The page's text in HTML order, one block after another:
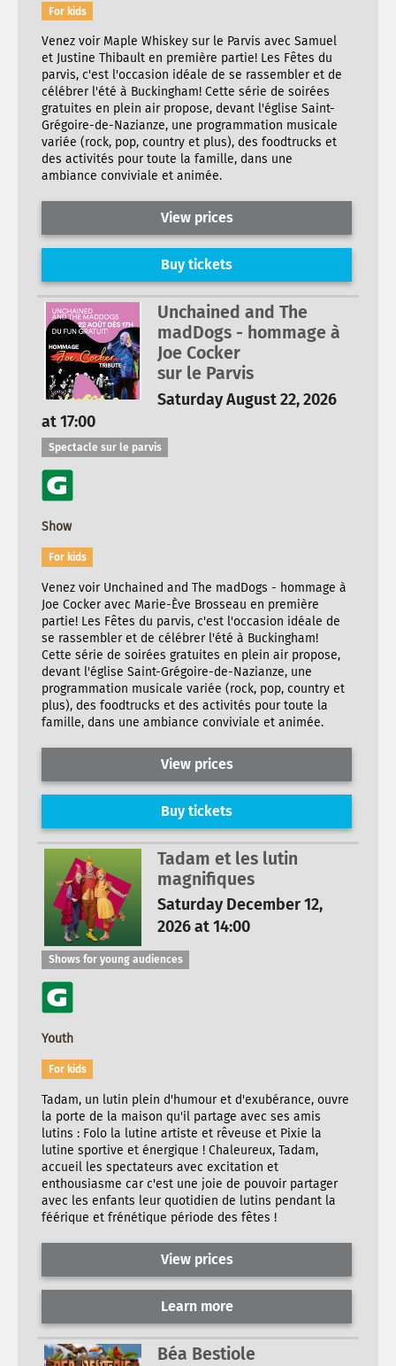
For kids
Venez voir Maple Whiskey sur le Parvis avec Samuel
et Justine Thibault en première partie! Les Fêtes du
parvis, c'est l'occasion idéale de se rassembler et de
célébrer l'été à Buckingham! Cette série de soirées
gratuites en plein air propose, devant l'église Saint-
Grégoire-de-Nazianze, une programmation musicale
variée (rock, pop, country et plus), des foodtrucks et
des activités pour toute la famille, dans une
ambiance conviviale et animée.
View prices
Buy tickets
Unchained and The
madDogs - hommage à
Joe Cocker
sur le Parvis
Saturday August 22, 2026
at 17:00
Spectacle sur le parvis
Show
For kids
Venez voir Unchained and The madDogs - hommage à
Joe Cocker avec Marie-Ève Brosseau en première
partie! Les Fêtes du parvis, c'est l'occasion idéale de
se rassembler et de célébrer l'été à Buckingham!
Cette série de soirées gratuites en plein air propose,
devant l'église Saint-Grégoire-de-Nazianze, une
programmation musicale variée (rock, pop, country et
plus), des foodtrucks et des activités pour toute la
famille, dans une ambiance conviviale et animée.
View prices
Buy tickets
Tadam et les lutin
magnifiques
Saturday December 12,
2026 at 14:00
Shows for young audiences
Youth
For kids
Tadam, un lutin plein d'humour et d'exubérance, ouvre
la porte de la maison qu'il partage avec ses amis
lutins : Folo la lutine artiste et rêveuse et Pixie la
lutine sportive et énergique ! Chaleureux, Tadam,
accueil les spectateurs avec excitation et
enthousiasme car c'est une joie de pouvoir partager
avec les enfants leur quotidien de lutins pendant la
féérique et frénétique période des fêtes !
View prices
Learn more
Béa Bestiole